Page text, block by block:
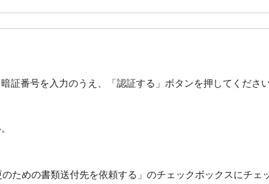
証番号を入力のうえ、「認証する」ボタンを押してくださ
のための書類送付先を依頼する」のチェックボックスにチェ